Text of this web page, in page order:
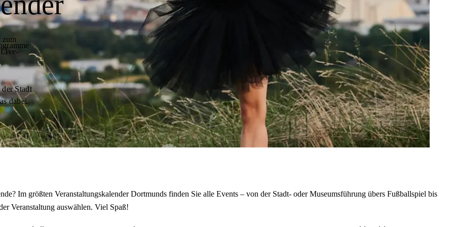
Live-
Stadt
dabei.
Im größten Veranstaltungskalender Dortmunds finden Sie alle Events – von der Stadt- oder Museumsführung übers Fußballspiel bis
Veranstaltung auswählen. Viel Spaß!